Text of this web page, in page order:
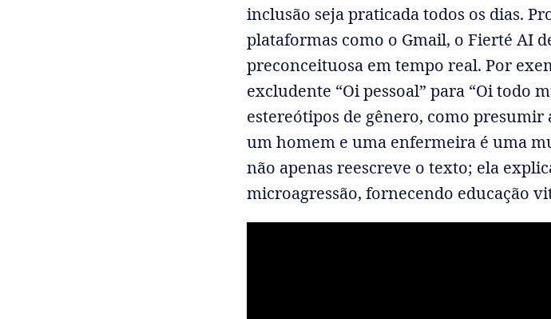
inclusão seja praticada todos os dias.
plataformas como o Gmail, o Fierté AI
preconceituosa em tempo real. Por
excludente “Oi pessoal” para “Oi todo
estereótipos de gênero, como
um homem e uma enfermeira é uma
não apenas reescreve o texto; ela
microagressão, fornecendo educação